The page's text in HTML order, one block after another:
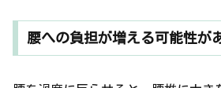
腰への負担が増える可能性が